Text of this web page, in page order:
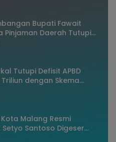
Bupati Fawait
Pinjaman Daerah Tutupi
Tutupi Defisit APBD
Triliun dengan Skema
Miliar
Malang Resmi
Setyo Santoso Digeser
Mulai Era Baru